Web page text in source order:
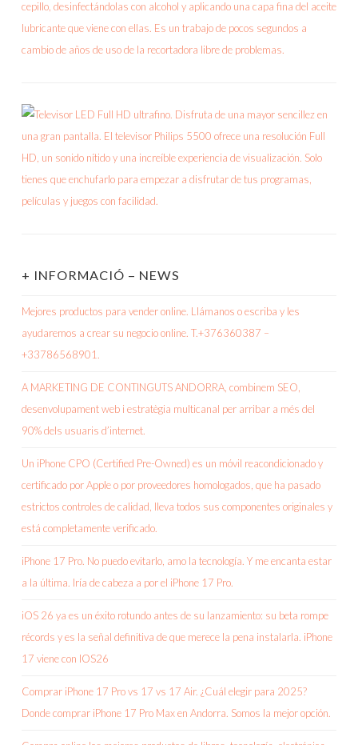
+ INFORMACIÓ – NEWS
Mejores productos para vender online. Llámanos o escriba y les
ayudaremos a crear su negocio online. T.+376360387 –
+33786568901.
A MARKETING DE CONTINGUTS ANDORRA, combinem SEO,
desenvolupament web i estratègia multicanal per arribar a més del
90% dels usuaris d’internet.
Un iPhone CPO (Certified Pre-Owned) es un móvil reacondicionado y
certificado por Apple o por proveedores homologados, que ha pasado
estrictos controles de calidad, lleva todos sus componentes originales y
está completamente verificado.
iPhone 17 Pro. No puedo evitarlo, amo la tecnología. Y me encanta estar
a la última. Iría de cabeza a por el iPhone 17 Pro.
iOS 26 ya es un éxito rotundo antes de su lanzamiento: su beta rompe
récords y es la señal definitiva de que merece la pena instalarla. iPhone
17 viene con IOS26
Comprar iPhone 17 Pro vs 17 vs 17 Air. ¿Cuál elegir para 2025?
Donde comprar iPhone 17 Pro Max en Andorra. Somos la mejor opción.